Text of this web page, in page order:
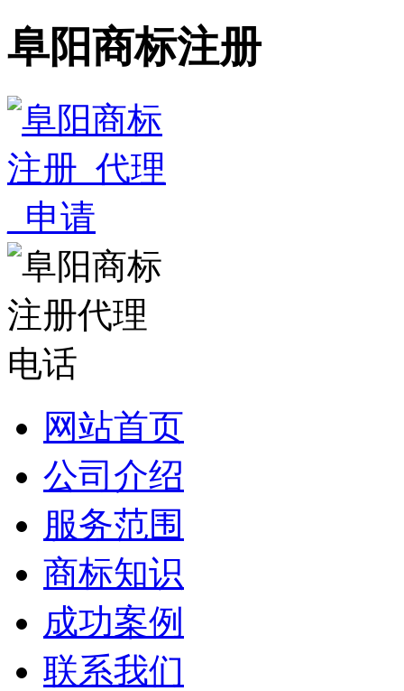
阜阳商标注册
网站首页
公司介绍
服务范围
商标知识
成功案例
联系我们